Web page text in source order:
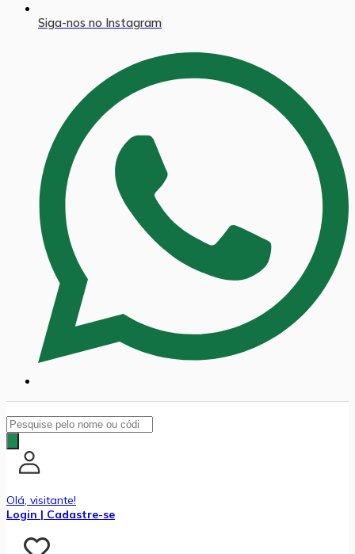
Siga-nos no Instagram
Pesquisar
produtos
Olá, visitante!
Login | Cadastre-se